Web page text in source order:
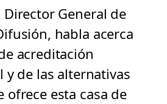
Director General de
habla acerca
acreditación
y de las alternativas
ofrece esta casa de